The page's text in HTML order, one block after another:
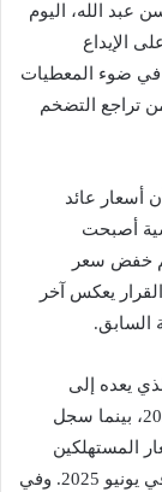
عبد الله، اليوم
على الإيداع
200 نقطة أساس، في ضوء المعطيات
تراجع التضخم
أسعار عائد
أصبحت
فيما تم خفض سعر
أن هذا القرار يعكس آخر
السابق.
يعده إلى
11.6% في يوليو 2025 مقابل 11.4% في يونيو 2025، بينما سجل
المستهلكين
سالب 0.3% في يوليو 2025 مقابل سالب 0.2% في يونيو 2025. وفي